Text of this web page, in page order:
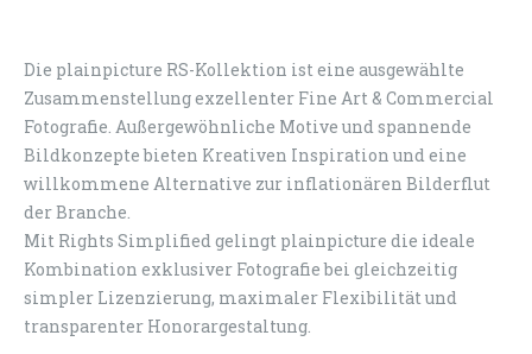
Die plainpicture RS-Kollektion ist eine ausgewählte
Zusammenstellung exzellenter Fine Art & Commercial
Fotografie. Außergewöhnliche Motive und spannende
Bildkonzepte bieten Kreativen Inspiration und eine
willkommene Alternative zur inflationären Bilderflut
der Branche.
Mit Rights Simplified gelingt plainpicture die ideale
Kombination exklusiver Fotografie bei gleichzeitig
simpler Lizenzierung, maximaler Flexibilität und
transparenter Honorargestaltung.